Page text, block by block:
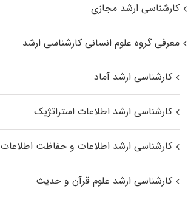
کارشناسی ارشد مجازی
معرفی گروه علوم انسانی کارشناسی ارشد
کارشناسی ارشد آماد
کارشناسی ارشد اطلاعات استراتژیک
کارشناسی ارشد اطلاعات و حفاظت اطلاعات
کارشناسی ارشد علوم قرآن و حدیث